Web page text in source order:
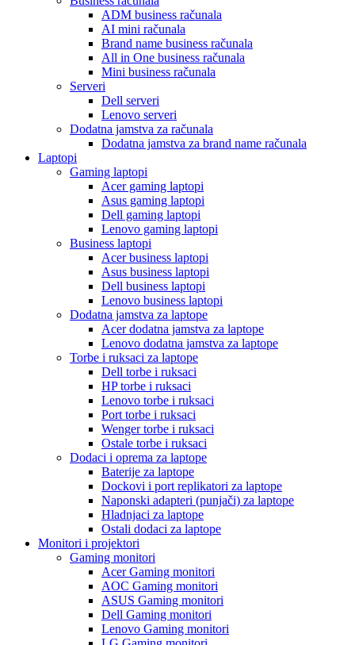
ADM business računala
AI mini računala
Brand name business računala
All in One business računala
Mini business računala
Serveri
Dell serveri
Lenovo serveri
Dodatna jamstva za računala
Dodatna jamstva za brand name računala
Laptopi
Gaming laptopi
Acer gaming laptopi
Asus gaming laptopi
Dell gaming laptopi
Lenovo gaming laptopi
Business laptopi
Acer business laptopi
Asus business laptopi
Dell business laptopi
Lenovo business laptopi
Dodatna jamstva za laptope
Acer dodatna jamstva za laptope
Lenovo dodatna jamstva za laptope
Torbe i ruksaci za laptope
Dell torbe i ruksaci
HP torbe i ruksaci
Lenovo torbe i ruksaci
Port torbe i ruksaci
Wenger torbe i ruksaci
Ostale torbe i ruksaci
Dodaci i oprema za laptope
Baterije za laptope
Dockovi i port replikatori za laptope
Naponski adapteri (punjači) za laptope
Hladnjaci za laptope
Ostali dodaci za laptope
Monitori i projektori
Gaming monitori
Acer Gaming monitori
AOC Gaming monitori
ASUS Gaming monitori
Dell Gaming monitori
Lenovo Gaming monitori